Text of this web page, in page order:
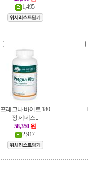
1,495
프레그나 바이트 180
정 제네스..
58,350 원
2,917